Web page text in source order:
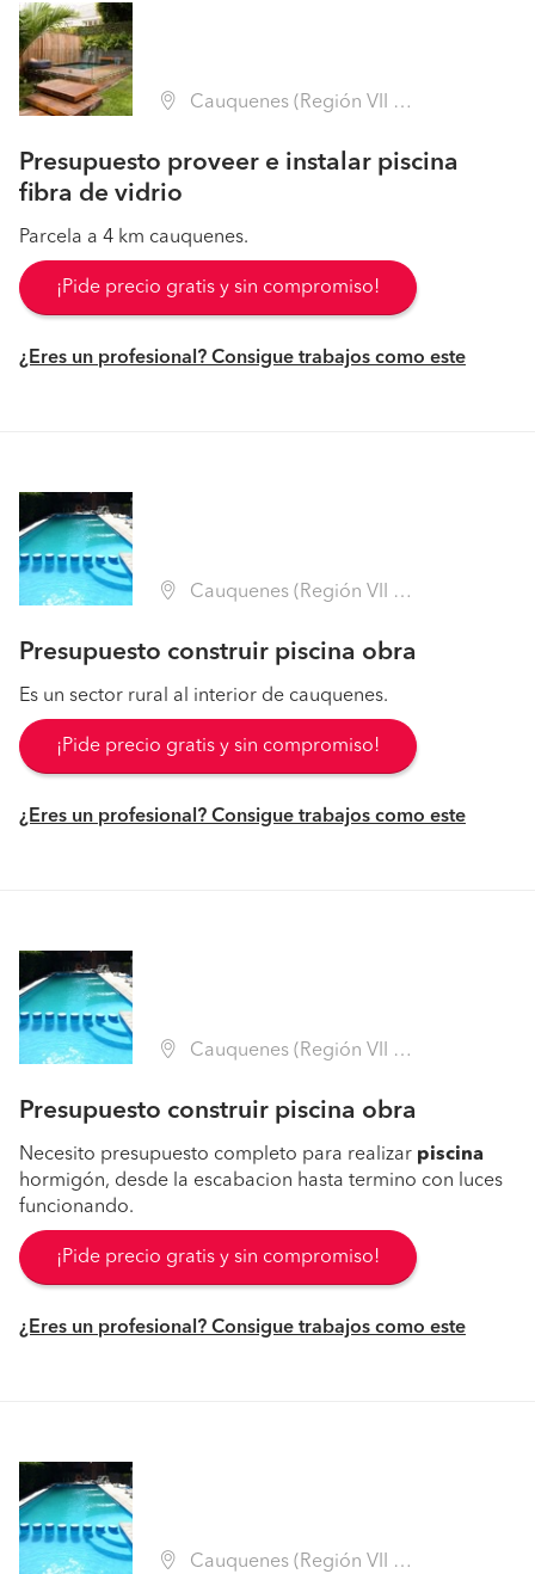
Cauquenes (Región VII Maule - Cauquenes)
Presupuesto proveer e instalar piscina
fibra de vidrio
Parcela a 4 km cauquenes.
¡Pide precio gratis y sin compromiso!
¿Eres un profesional? Consigue trabajos como este
Cauquenes (Región VII Maule - Cauquenes)
Presupuesto construir piscina obra
Es un sector rural al interior de cauquenes.
¡Pide precio gratis y sin compromiso!
¿Eres un profesional? Consigue trabajos como este
Cauquenes (Región VII Maule - Cauquenes)
Presupuesto construir piscina obra
Necesito presupuesto completo para realizar piscina
hormigón, desde la escabacion hasta termino con luces
funcionando.
¡Pide precio gratis y sin compromiso!
¿Eres un profesional? Consigue trabajos como este
Cauquenes (Región VII Maule - Cauquenes)